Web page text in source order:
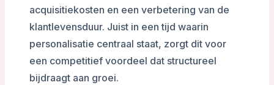
acquisitiekosten en een verbetering van de
klantlevensduur. Juist in een tijd waarin
personalisatie centraal staat, zorgt dit voor
een competitief voordeel dat structureel
bijdraagt aan groei.